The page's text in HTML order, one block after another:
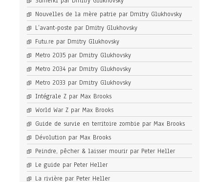
Nouvelles de la mère patrie par Dmitry Glukhovsky
L’avant-poste par Dmitry Glukhovsky
Futu.re par Dmitry Glukhovsky
Metro 2035 par Dmitry Glukhovsky
Metro 2034 par Dmitry Glukhovsky
Metro 2033 par Dmitry Glukhovsky
Intégrale Z par Max Brooks
World War Z par Max Brooks
Guide de survie en territoire zombie par Max Brooks
Dévolution par Max Brooks
Peindre, pêcher & laisser mourir par Peter Heller
Le guide par Peter Heller
La rivière par Peter Heller